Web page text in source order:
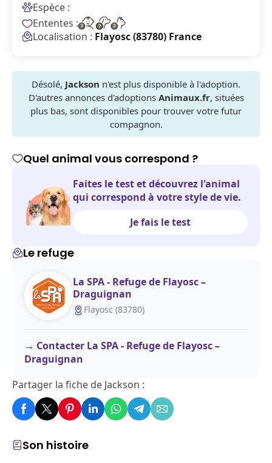
Espèce :
Ententes :
Localisation : Flayosc (83780) France
Désolé, Jackson n'est plus disponible à l'adoption.
D'autres annonces d'adoptions Animaux.fr, situées
plus bas, sont disponibles pour trouver votre futur
compagnon.
Son histoire
Quel animal vous correspond ?
Faites le test et découvrez l'animal
qui correspond à votre style de vie.
Je fais le test
Le refuge
La SPA - Refuge de Flayosc –
Draguignan
Flayosc (83780)
Contacter La SPA - Refuge de Flayosc –
Draguignan
Partager la fiche de Jackson :